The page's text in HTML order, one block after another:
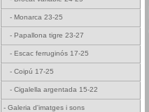
- Monarca 23-25
- Papallona tigre 23-27
- Escac ferruginós 17-25
- Coipú 17-25
- Cigalella argentada 15-22
- Galeria d'imatges i sons